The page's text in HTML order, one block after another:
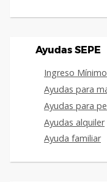
Ayudas SEPE
Ingreso
Ayudas para
Ayudas para
Ayudas alquiler
Ayuda familiar